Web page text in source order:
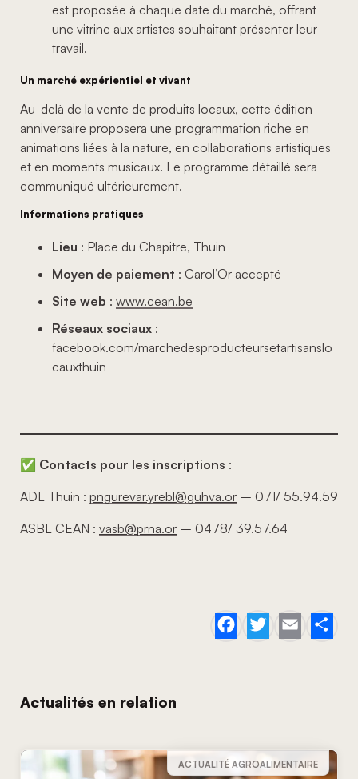
est proposée à chaque date du marché, offrant
une vitrine aux artistes souhaitant présenter leur
travail.
Un marché expérientiel et vivant
Au-delà de la vente de produits locaux, cette édition
anniversaire proposera une programmation riche en
animations liées à la nature, en collaborations artistiques
et en moments musicaux. Le programme détaillé sera
communiqué ultérieurement.
Informations pratiques
Lieu : Place du Chapitre, Thuin
Moyen de paiement : Carol’Or accepté
Site web : www.cean.be
Réseaux sociaux :
facebook.com/marchedesproducteursetartisanslo
cauxthuin
✅ Contacts pour les inscriptions :
ADL Thuin : pngurevar.yrebl@guhva.or – 071/ 55.94.59
ASBL CEAN : vasb@prna.or – 0478/ 39.57.64
Facebook
Twitter
Email
Actualités en relation
ACTUALITÉ AGROALIMENTAIRE